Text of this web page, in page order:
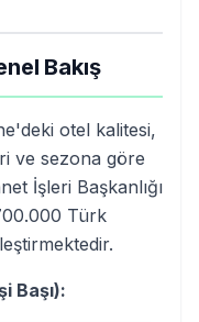
Bakış
otel kalitesi,
ve sezona göre
İşleri Başkanlığı
Türk
Başı):